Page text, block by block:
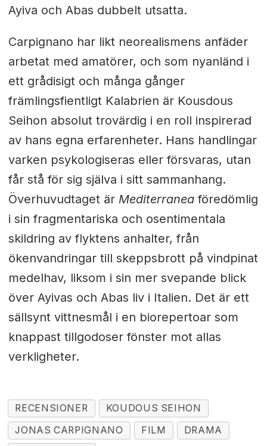
Ayiva och Abas dubbelt utsatta.
Carpignano har likt neorealismens anfäder
arbetat med amatörer, och som nyanländ i
ett grådisigt och många gånger
främlingsfientligt Kalabrien är Kousdous
Seihon absolut trovärdig i en roll inspirerad
av hans egna erfarenheter. Hans handlingar
varken psykologiseras eller försvaras, utan
får stå för sig själva i sitt sammanhang.
Överhuvudtaget är Mediterraneaföredömlig
i sin fragmentariska och osentimentala
skildring av flyktens anhalter, från
ökenvandringar till skeppsbrott på vindpinat
medelhav, liksom i sin mer svepande blick
över Ayivas och Abas liv i Italien. Det är ett
sällsynt vittnesmål i en biorepertoar som
knappast tillgodoser fönster mot allas
verkligheter.
RECENSIONER
KOUDOUS SEIHON
JONAS CARPIGNANO
FILM
DRAMA